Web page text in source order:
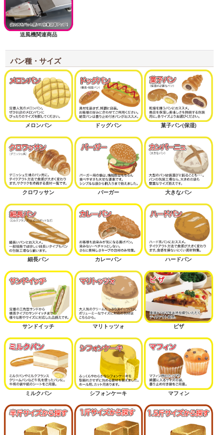
送風機関連商品
パン種・サイズ
メロンパン ドッグパン 菓子パン(保湿)
クロワッサン バーガー 大きなパン
細長パン カレーパン ハードパン
サンドイッチ マリトッツォ ピザ
ミルクパン シフォンケーキ マフィン